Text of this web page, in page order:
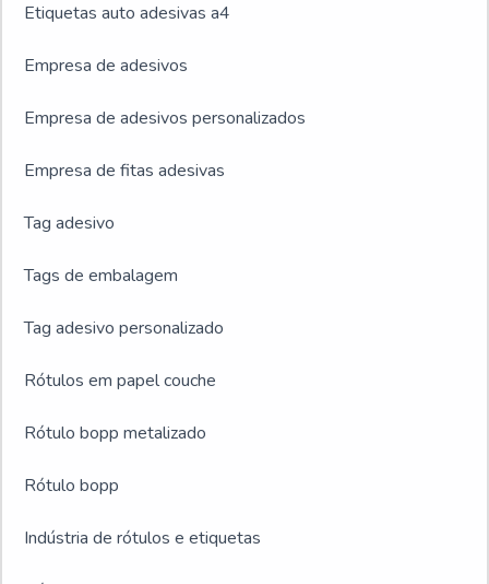
Etiquetas auto adesivas a4
Empresa de adesivos
Empresa de adesivos personalizados
Empresa de fitas adesivas
Tag adesivo
Tags de embalagem
Tag adesivo personalizado
Rótulos em papel couche
Rótulo bopp metalizado
Rótulo bopp
Indústria de rótulos e etiquetas